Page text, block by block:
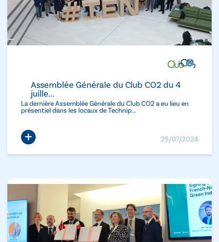
Assemblée Générale du Club CO2 du 4
juille...
La dernière Assemblée Générale du Club CO2 a eu lieu en
présentiel dans les locaux de Technip...
+ 25/07/2024